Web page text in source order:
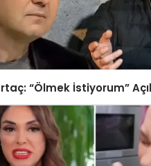
“Ölmek İstiyorum”